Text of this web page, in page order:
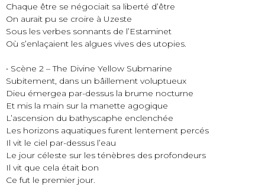
Chaque être se négociait sa liberté d’être
On aurait pu se croire à Uzeste
Sous les verbes sonnants de l’Estaminet
Où s’enlaçaient les algues vives des utopies.
• Scène 2 – The Divine Yellow Submarine
Subitement, dans un bâillement voluptueux
Dieu émergea par-dessus la brume nocturne
Et mis la main sur la manette agogique
L’ascension du bathyscaphe enclenchée
Les horizons aquatiques furent lentement percés
Il vit le ciel par-dessus l’eau
Le jour céleste sur les ténèbres des profondeurs
Il vit que cela était bon
Ce fut le premier jour.